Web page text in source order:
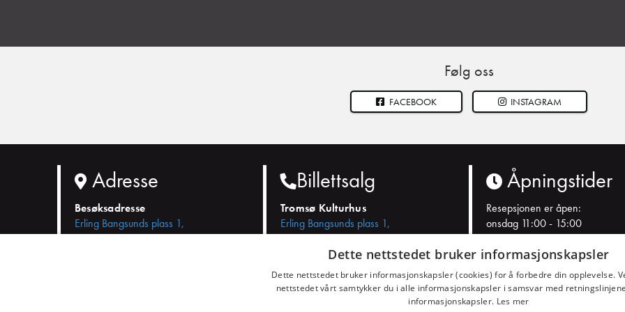
Følg oss
FACEBOOK INSTAGRAM
Adresse
Besøksadresse
Erling Bangsunds plass 1,
9008 Tromsø
Billettsalg
Tromsø Kulturhus
Erling Bangsunds plass 1,
9008 Tromsø
(+47) 404 28 100
Åpningstider
Resepsjonen er åpen:
onsdag 11:00 - 15:00
torsdag 10:00 - 15:00
fredag: 10:00 - 15:00
... og ved arrangement.
Dette nettstedet bruker informasjonskapsler
Dette nettstedet bruker informasjonskapsler (cookies) for å forbedre din opplevelse.
nettstedet vårt samtykker du i alle informasjonskapsler i samsvar med
informasjonskapsler. Les mer